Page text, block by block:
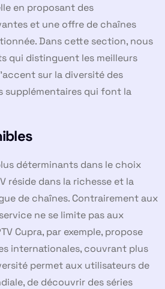
en proposant des
et une offre de chaînes
Dans cette section, nous
qui distinguent les meilleurs
sur la diversité des
supplémentaires qui font la
déterminants dans le choix
réside dans la richesse et la
de chaînes. Contrairement aux
ne se limite pas aux
Cupra, par exemple, propose
internationales, couvrant plus
permet aux utilisateurs de
de découvrir des séries